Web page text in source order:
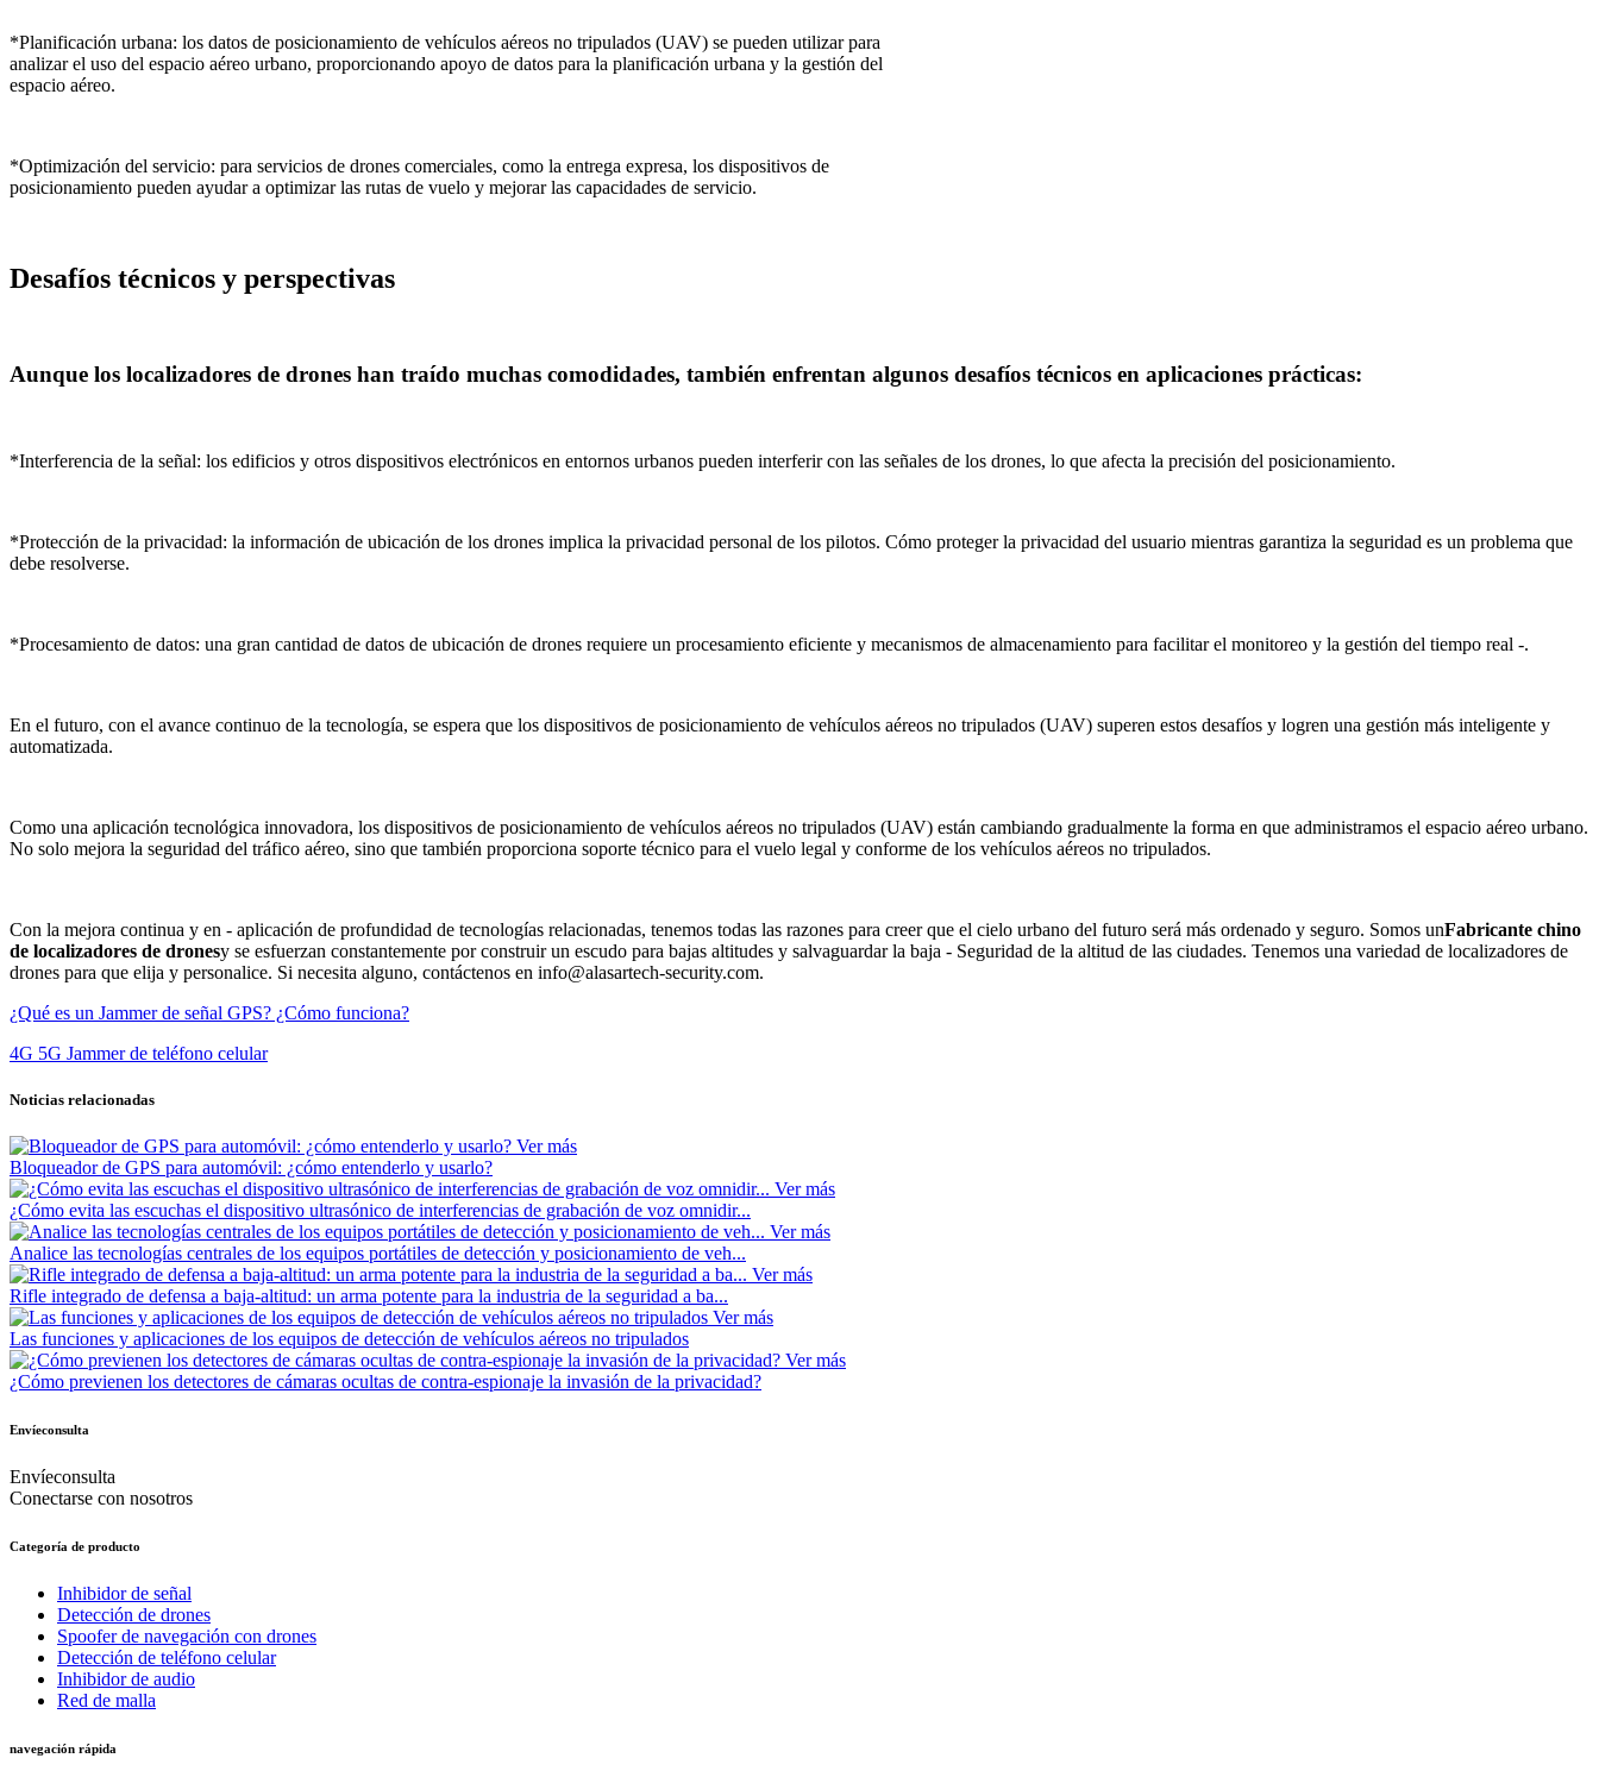
*Planificación urbana: los datos de posicionamiento de vehículos aéreos no tripulados (UAV) se pueden utilizar para
analizar el uso del espacio aéreo urbano, proporcionando apoyo de datos para la planificación urbana y la gestión del
espacio aéreo.
*Optimización del servicio: para servicios de drones comerciales, como la entrega expresa, los dispositivos de
posicionamiento pueden ayudar a optimizar las rutas de vuelo y mejorar las capacidades de servicio.
Desafíos técnicos y perspectivas
Aunque los localizadores de drones han traído muchas comodidades, también enfrentan algunos desafíos técnicos en aplicaciones prácticas:
*Interferencia de la señal: los edificios y otros dispositivos electrónicos en entornos urbanos pueden interferir con las señales de los drones, lo que afecta la precisión del posicionamiento.
*Protección de la privacidad: la información de ubicación de los drones implica la privacidad personal de los pilotos. Cómo proteger la privacidad del usuario mientras garantiza la seguridad es un problema que
debe resolverse.
*Procesamiento de datos: una gran cantidad de datos de ubicación de drones requiere un procesamiento eficiente y mecanismos de almacenamiento para facilitar el monitoreo y la gestión del tiempo real -.
En el futuro, con el avance continuo de la tecnología, se espera que los dispositivos de posicionamiento de vehículos aéreos no tripulados (UAV) superen estos desafíos y logren una gestión más inteligente y
automatizada.
Como una aplicación tecnológica innovadora, los dispositivos de posicionamiento de vehículos aéreos no tripulados (UAV) están cambiando gradualmente la forma en que administramos el espacio aéreo urbano.
No solo mejora la seguridad del tráfico aéreo, sino que también proporciona soporte técnico para el vuelo legal y conforme de los vehículos aéreos no tripulados.
Con la mejora continua y en - aplicación de profundidad de tecnologías relacionadas, tenemos todas las razones para creer que el cielo urbano del futuro será más ordenado y seguro. Somos unFabricante chino
de localizadores de dronesy se esfuerzan constantemente por construir un escudo para bajas altitudes y salvaguardar la baja - Seguridad de la altitud de las ciudades. Tenemos una variedad de localizadores de
drones para que elija y personalice. Si necesita alguno, contáctenos en info@alasartech-security.com.
¿Qué es un Jammer de señal GPS? ¿Cómo funciona?
4G 5G Jammer de teléfono celular
Noticias relacionadas
Ver más
Bloqueador de GPS para automóvil: ¿cómo entenderlo y usarlo?
Ver más
¿Cómo evita las escuchas el dispositivo ultrasónico de interferencias de grabación de voz omnidir...
Ver más
Analice las tecnologías centrales de los equipos portátiles de detección y posicionamiento de veh...
Ver más
Rifle integrado de defensa a baja-altitud: un arma potente para la industria de la seguridad a ba...
Ver más
Las funciones y aplicaciones de los equipos de detección de vehículos aéreos no tripulados
Ver más
¿Cómo previenen los detectores de cámaras ocultas de contra-espionaje la invasión de la privacidad?
Envíeconsulta
Envíeconsulta
Conectarse con nosotros
Categoría de producto
Inhibidor de señal
Detección de drones
Spoofer de navegación con drones
Detección de teléfono celular
Inhibidor de audio
Red de malla
navegación rápida